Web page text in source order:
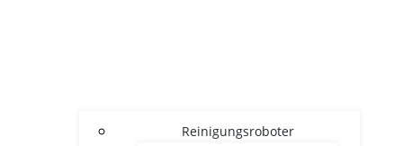
Reinigungsroboter